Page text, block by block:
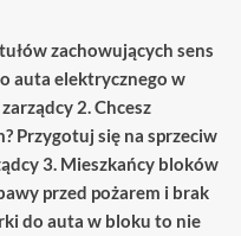
zachowujących sens
auta elektrycznego w
2. Chcesz
Przygotuj się na sprzeciw
3. Mieszkańcy bloków
przed pożarem i brak
do auta w bloku to nie